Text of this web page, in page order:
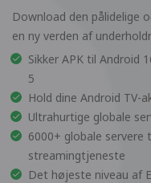
Download den pålidelige
en ny verden af
Sikker APK til Android
5
Hold dine Android TV-
Ultrahurtige globale
6000+ globale
streamingtjeneste
Det højeste niveau af